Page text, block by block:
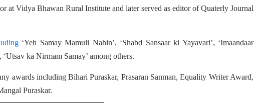
at Vidya Bhawan Rural Institute and later served as editor of Quaterly Journal
‘Yeh Samay Mamuli Nahin’, ‘Shabd Sansaar ki Yayavari’, ‘Imaandaar
ka Nirmam Samay’ among others.
awards including Bihari Puraskar, Prasaran Sanman, Equality Writer Award,
Puraskar.